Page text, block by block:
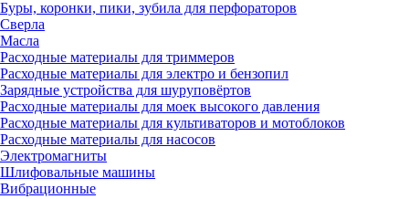
Буры, коронки, пики, зубила для перфораторов
Сверла
Масла
Расходные материалы для триммеров
Расходные материалы для электро и бензопил
Зарядные устройства для шуруповёртов
Расходные материалы для моек высокого давления
Расходные материалы для культиваторов и мотоблоков
Расходные материалы для насосов
Электромагниты
Шлифовальные машины
Вибрационные